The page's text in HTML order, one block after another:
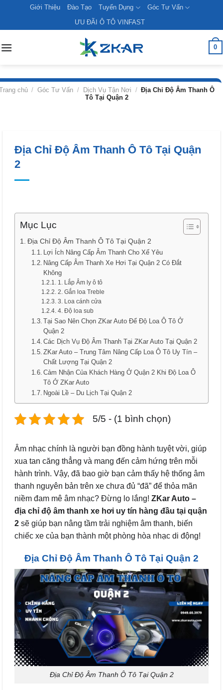
content
Giới Thiệu Đào Tạo Tuyển Dụng
Góc Tư Vấn
ƯU ĐÃI Ô TÔ VINFAST
0
chủ / Góc Tư Vấn / Dịch Vụ Tận Nơi / Địa Chỉ Độ Âm Thanh Ô
Tô Tại Quận 2
Địa Chỉ Độ Âm Thanh Ô Tô Tại Quận
2
Mục Lục
Địa Chỉ Độ Âm Thanh Ô Tô Tại Quận 2
Lợi Ích Nâng Cấp Âm Thanh Cho Xế Yêu
Nâng Cấp Âm Thanh Xe Hơi Tại Quận 2 Có Đắt
Không
1. Lắp Âm ly ô tô
2. Gắn loa Treble
3. Loa cánh cửa
4. Độ loa sub
Tại Sao Nên Chọn ZKar Auto Để Độ Loa Ô Tô Ở
Quận 2
Các Dịch Vụ Độ Âm Thanh Tại ZKar Auto Tại Quận 2
ZKar Auto – Trung Tâm Nâng Cấp Loa Ô Tô Uy Tín –
Chất Lượng Tại Quận 2
Cảm Nhận Của Khách Hàng Ở Quận 2 Khi Độ Loa Ô
Tô Ở ZKar Auto
Ngoài Lề – Du Lịch Tại Quận 2
5/5 - (1 bình chọn)
Âm nhạc chính là người bạn đồng hành tuyệt vời, giúp
xua tan căng thẳng và mang đến cảm hứng trên mỗi
hành trình. Vậy, đã bao giờ bạn cảm thấy hệ thống âm
thanh nguyên bản trên xe chưa đủ “đã” để thỏa mãn
niềm đam mê âm nhạc? Đừng lo lắng! ZKar Auto –
địa chỉ độ âm thanh xe hơi uy tín hàng đầu tại quận
2 sẽ giúp bạn nâng tầm trải nghiệm âm thanh, biến
chiếc xe của bạn thành một phòng hòa nhạc di động!
Địa Chỉ Độ Âm Thanh Ô Tô Tại Quận 2
Địa Chỉ Độ Âm Thanh Ô Tô Tại Quận 2